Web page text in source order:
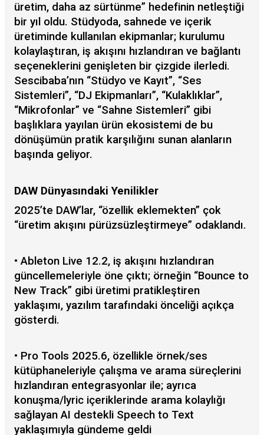
üretim, daha az sürtünme” hedefinin netleştiği
bir yıl oldu. Stüdyoda, sahnede ve içerik
üretiminde kullanılan ekipmanlar; kurulumu
kolaylaştıran, iş akışını hızlandıran ve bağlantı
seçeneklerini genişleten bir çizgide ilerledi.
Sescibaba’nın “Stüdyo ve Kayıt”, “Ses
Sistemleri”, “DJ Ekipmanları”, “Kulaklıklar”,
“Mikrofonlar” ve “Sahne Sistemleri” gibi
başlıklara yayılan ürün ekosistemi de bu
dönüşümün pratik karşılığını sunan alanların
başında geliyor.
DAW Dünyasındaki Yenilikler
2025’te DAW’lar, “özellik eklemekten” çok
“üretim akışını pürüzsüzleştirmeye” odaklandı.
• Ableton Live 12.2, iş akışını hızlandıran
güncellemeleriyle öne çıktı; örneğin “Bounce to
New Track” gibi üretimi pratikleştiren
yaklaşımı, yazılım tarafındaki önceliği açıkça
gösterdi.
• Pro Tools 2025.6, özellikle örnek/ses
kütüphaneleriyle çalışma ve arama süreçlerini
hızlandıran entegrasyonlar ile; ayrıca
konuşma/lyric içeriklerinde arama kolaylığı
sağlayan AI destekli Speech to Text
yaklaşımıyla gündeme geldi